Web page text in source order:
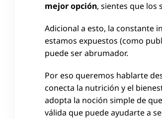
mejor opción, sientes que los
Adicional a esto, la constante
estamos expuestos (como
puede ser abrumador.
Por eso queremos hablarte
conecta la nutrición y el
adopta la noción simple de
válida que puede ayudarte a